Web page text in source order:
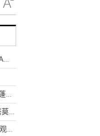
【新视野】中金丰裕稳健一年持有混合型A：2025年第三季度利润402.13万元 净值增长率8.7%
迪卡尼奥：我很喜欢今天尤文的表现；奥蓬达应更具侵略性 每日观点
葡体2-1逆转十人马赛，桑托斯破门，卡塔莫建功，埃莫森染红 速讯
生意社：10月22日华东地区纯碱市场平稳观望_讯息